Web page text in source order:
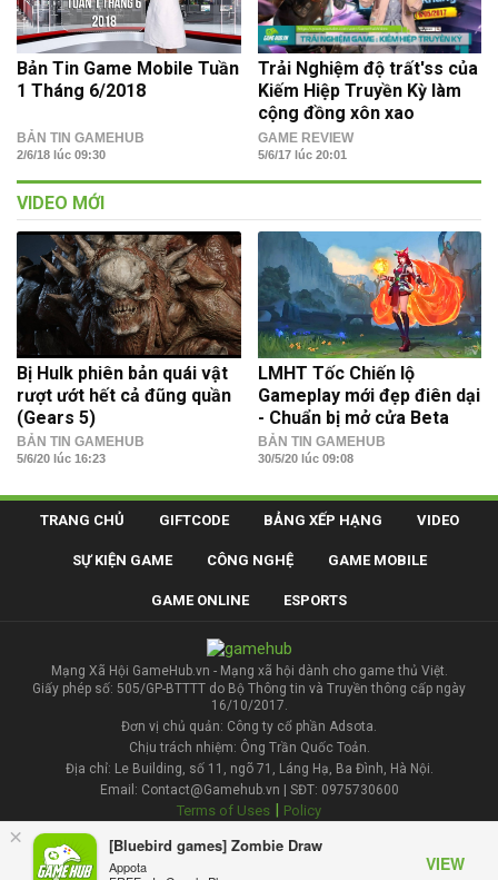
× [Bluebird games] Zombie Draw
Appota
VIEW
Bản Tin Game Mobile Tuần
1 Tháng 6/2018
BẢN TIN GAMEHUB
2/6/18 lúc 09:30
Trải Nghiệm độ trất'ss của
Kiếm Hiệp Truyền Kỳ làm
cộng đồng xôn xao
GAME REVIEW
5/6/17 lúc 20:01
VIDEO MỚI
Bị Hulk phiên bản quái vật
rượt ướt hết cả đũng quần
(Gears 5)
BẢN TIN GAMEHUB
5/6/20 lúc 16:23
LMHT Tốc Chiến lộ
Gameplay mới đẹp điên dại
- Chuẩn bị mở cửa Beta
BẢN TIN GAMEHUB
30/5/20 lúc 09:08
TRANG CHỦ GIFTCODE BẢNG XẾP HẠNG VIDEO
SỰ KIỆN GAME CÔNG NGHỆ GAME MOBILE
GAME ONLINE ESPORTS
Mạng Xã Hội GameHub.vn - Mạng xã hội dành cho game thủ Việt.
Giấy phép số: 505/GP-BTTTT do Bộ Thông tin và Truyền thông cấp ngày
16/10/2017.
Đơn vị chủ quản: Công ty cổ phần Adsota.
Chịu trách nhiệm: Ông Trần Quốc Toản.
Địa chỉ: Le Building, số 11, ngõ 71, Láng Hạ, Ba Đình, Hà Nội.
Email: Contact@Gamehub.vn | SĐT: 0975730600
Terms of Uses | Policy
Liên hệ đăng bài